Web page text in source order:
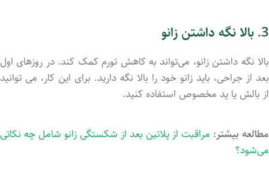
3. بالا نگه داشتن زانو
بالا نگه داشتن زانو، می‌تواند به کاهش تورم کمک کند. در روزهای اول
بعد از جراحی، باید زانو خود را بالا نگه دارید. برای این کار، می‌ توانید
از بالش یا پد مخصوص استفاده کنید.
مطالعه بیشتر: مراقبت از پلاتین بعد از شکستگی زانو شامل چه نکاتی
می‌شود؟